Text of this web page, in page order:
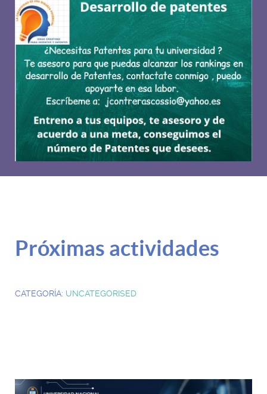
Próximas actividades
CATEGORÍA: UNCATEGORISED